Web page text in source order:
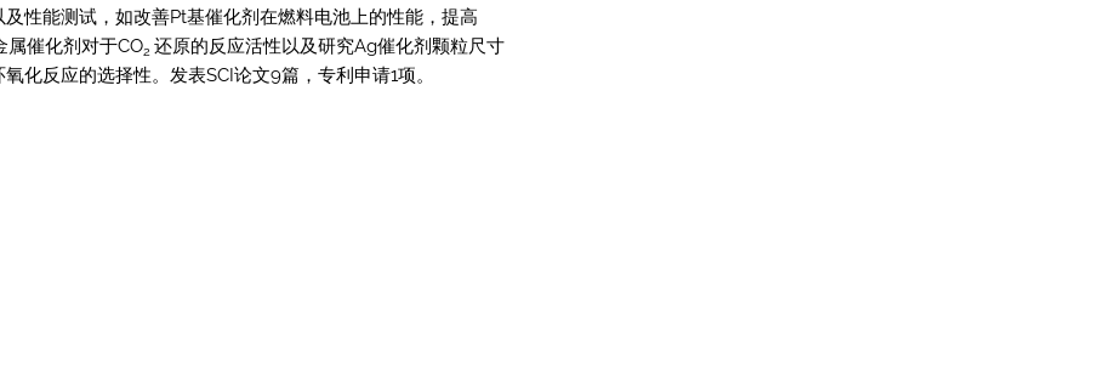
及性能测试，如改善Pt基催化剂在燃料电池上的性能，提高
属催化剂对于CO2 还原的反应活性以及研究Ag催化剂颗粒尺寸
化反应的选择性。发表SCI论文9篇，专利申请1项。